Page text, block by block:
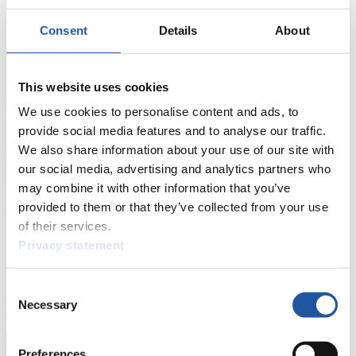
Consent Details About
This website uses cookies
We use cookies to personalise content and ads, to
provide social media features and to analyse our traffic.
We also share information about your use of our site with
our social media, advertising and analytics partners who
may combine it with other information that you’ve
provided to them or that they’ve collected from your use
of their services.
Privacy statement
Selection
Necessary
FIL LIVE TV
RodelnHighlights YOG Gangwon 2024
Tippspiel
Naturbahn
Zielgruppen Anzeigen
Für Presse- und Medienvertreter
Hier finden Sie Informationen für Presse- und Medienvertreter. Sie
haben Zugriff auf Athletenbiographien und Informationen zu
Wettkämpfen. Außerdem können Sie Ihre Medienakkreditierung
beantragen, die Grundregeln des Rennrodelsports einsehen und
>> Weiter